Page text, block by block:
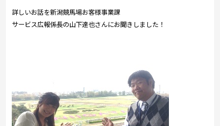
ショッピング
詳しいお話を新潟競馬場お客様事業課
サービス広報係長の山下達也さんにお聞きしました！